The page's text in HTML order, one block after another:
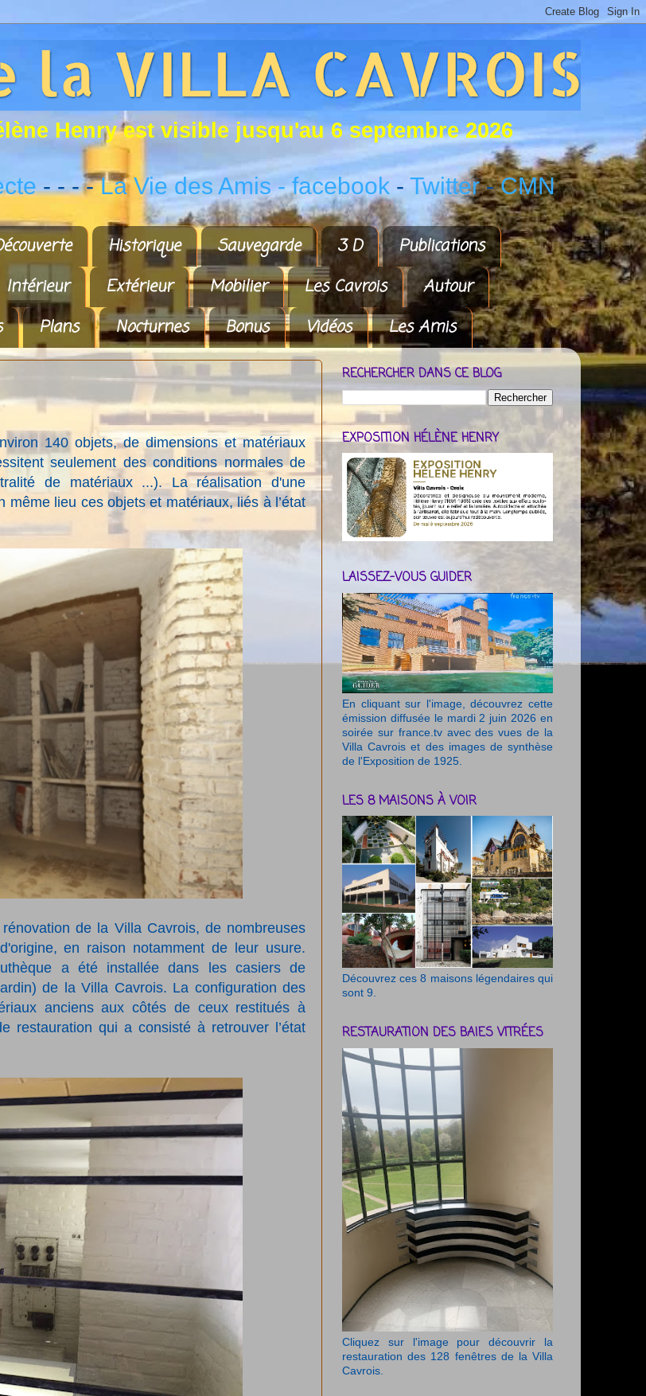
ène Henry est visi b e jusqu'au 6 septembre 2026
- - - -La Vie des Amis- facebook - Twitter -CMN
Historique Sauvegarde 3 D
Publications
Intérieur Extérieur Mobilier Les Cavrois
Autour
Plans Nocturnes Bonus Vidéos Les Amis
140 objets, de dimensions et matériaux
seulement des conditions normales de
de matériaux ...). La réalisation d'une
lieu ces objets et matériaux, liés à l’état
de la Villa Cavrois, de nombreuses
en raison notamment de leur usure.
a été installée dans les casiers de
de la Villa Cavrois. La configuration des
anciens aux côtés de ceux restitués à
restauration qui a consisté à retrouver l’état
RECHERCHER DANS CE BLOG
EXPOSITION HÉLÈNE HENRY
LAISSEZ-VOUS GUIDER
En cliquant sur l'image, découvrez cette
émission diffusée le mardi 2 juin 2026 en
soirée sur france.tv avec des vues de la
Villa Cavrois et des images de synthèse
de l'Exposition de 1925.
LES 8 MAISONS À VOIR
Découvrez ces 8 maisons légendaires qui
sont 9.
RESTAURATION DES BAIES VITRÉES
Cliquez sur l'image pour découvrir la
restauration des 128 fenêtres de la Villa
Cavrois.